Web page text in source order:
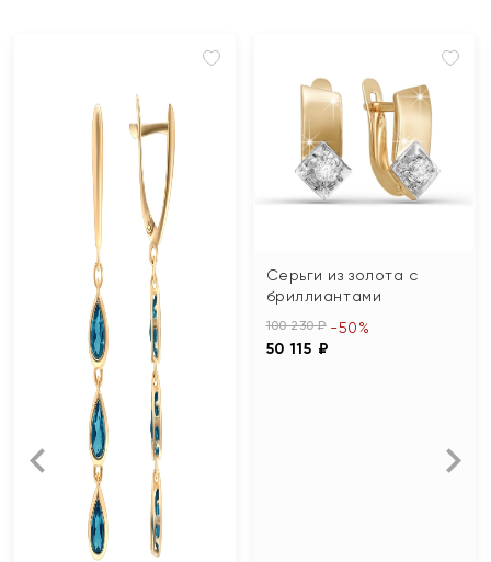
Серьги из золота с
бриллиантами
100 230 ₽
50 115 ₽
-50%